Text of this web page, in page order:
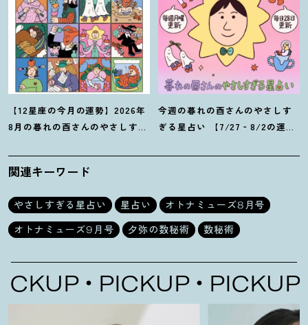
【12星座の今月の運勢】2026年
8月の暮れの酉さんのやさしすぎ
今週の暮れの酉さんのやさしす
ぎる星占い 【7/27‐8/2の運
関連キーワード
やさしすぎる星占い 星占い
オトナミューズ8月号
オトナミューズ9月号
夕弥の数秘術 数秘術
PICKUP PICKUP